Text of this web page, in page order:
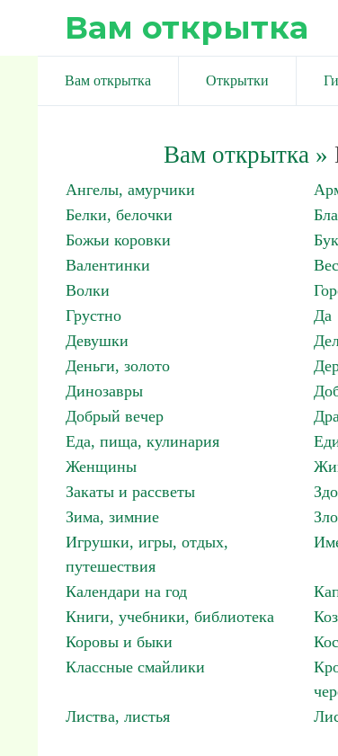
Вам открытка
Вам открытка Открытки
Вам открытка»
Ангелы, амурчики
Белки, белочки
Божьи коровки
Валентинки
Волки
Грустно
Да
Девушки
Деньги, золото
Динозавры
Добрый вечер
Еда, пища, кулинария
Женщины
Закаты и рассветы
Зима, зимние
Игрушки, игры, отдых,
путешествия
Календари на год
Книги, учебники, библиотека
Коровы и быки
Классные смайлики
Листва, листья